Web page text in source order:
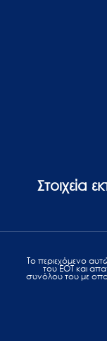
Στοιχεία
Το περιεχόμενο
του ΕΟΤ και
συνόλου του με